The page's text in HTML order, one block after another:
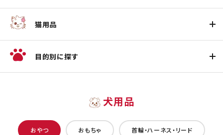
猫用品
目的別に探す
犬用品
おやつ おもちゃ 首輪・ハーネス・リード